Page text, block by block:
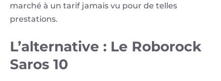
marché à un tarif jamais vu pour de telles
prestations.
L’alternative : Le Roborock
Saros 10